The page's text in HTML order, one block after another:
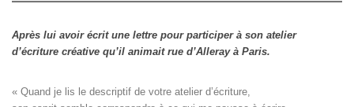
Après lui avoir écrit une lettre pour participer à son atelier
d’écriture créative qu’il animait rue d’Alleray à Paris.
« Quand je lis le descriptif de votre atelier d’écriture,